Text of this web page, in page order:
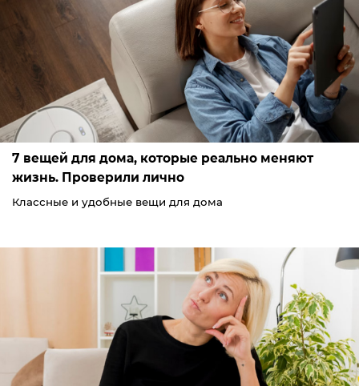
7 вещей для дома, которые реально меняют
жизнь. Проверили лично
Классные и удобные вещи для дома